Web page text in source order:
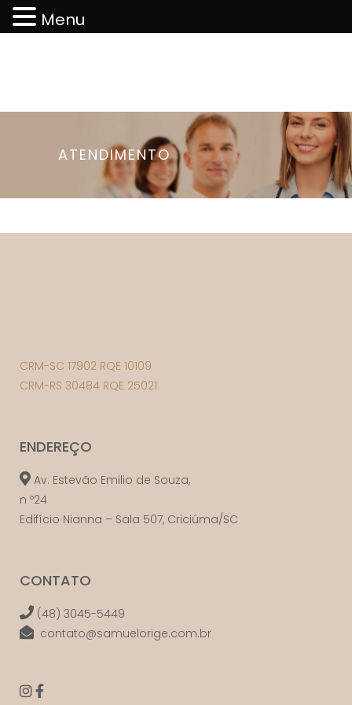
ATENDIMENTO
CRM-SC 17902 RQE 10109
CRM-RS 30484 RQE 25021
ENDEREÇO
Av. Estevão Emilio de Souza,
n º24
Edifício Nianna – Sala 507, Criciúma/SC
CONTATO
(48) 3045-5449
contato@samuelorige.com.br
Menu